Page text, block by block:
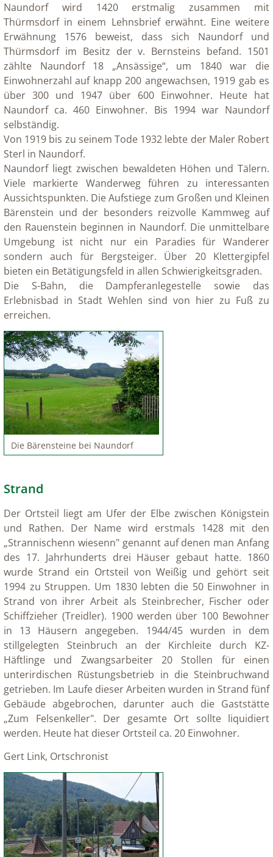
Naundorf wird 1420 erstmalig zusammen mit
Thürmsdorf in einem Lehnsbrief erwähnt. Eine weitere
Erwähnung 1576 beweist, dass sich Naundorf und
Thürmsdorf im Besitz der v. Bernsteins befand. 1501
zählte Naundorf 18 „Ansässige“, um 1840 war die
Einwohnerzahl auf knapp 200 angewachsen, 1919 gab es
über 300 und 1947 über 600 Einwohner. Heute hat
Naundorf ca. 460 Einwohner. Bis 1994 war Naundorf
selbständig.
Von 1919 bis zu seinem Tode 1932 lebte der Maler Robert
Sterl in Naundorf.
Naundorf liegt zwischen bewaldeten Höhen und Tälern.
Viele markierte Wanderweg führen zu interessanten
Aussichtspunkten. Die Aufstiege zum Großen und Kleinen
Bärenstein und der besonders reizvolle Kammweg auf
den Rauenstein beginnen in Naundorf. Die unmittelbare
Umgebung ist nicht nur ein Paradies für Wanderer
sondern auch für Bergsteiger. Über 20 Klettergipfel
bieten ein Betätigungsfeld in allen Schwierigkeitsgraden.
Die S-Bahn, die Dampferanlegestelle sowie das
Erlebnisbad in Stadt Wehlen sind von hier zu Fuß zu
erreichen.
Die Bärensteine bei Naundorf
Strand
Der Ortsteil liegt am Ufer der Elbe zwischen Königstein
und Rathen. Der Name wird erstmals 1428 mit den
„Strannischenn wiesenn" genannt auf denen man Anfang
des 17. Jahrhunderts drei Häuser gebaut hatte. 1860
wurde Strand ein Ortsteil von Weißig und gehört seit
1994 zu Struppen. Um 1830 lebten die 50 Einwohner in
Strand von ihrer Arbeit als Steinbrecher, Fischer oder
Schiffzieher (Treidler). 1900 werden über 100 Bewohner
in 13 Häusern angegeben. 1944/45 wurden in dem
stillgelegten Steinbruch an der Kirchleite durch KZ-
Häftlinge und Zwangsarbeiter 20 Stollen für einen
unterirdischen Rüstungsbetrieb in die Steinbruchwand
getrieben. Im Laufe dieser Arbeiten wurden in Strand fünf
Gebäude abgebrochen, darunter auch die Gaststätte
„Zum Felsenkeller". Der gesamte Ort sollte liquidiert
werden. Heute hat dieser Ortsteil ca. 20 Einwohner.
Gert Link, Ortschronist